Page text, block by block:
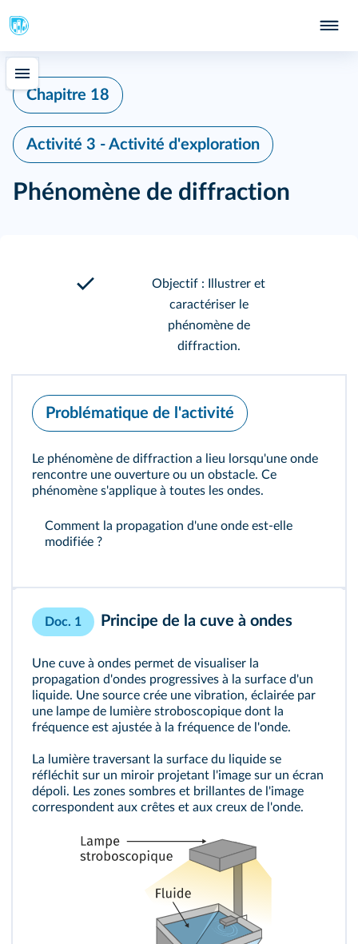
Chapitre 18
Activité 3 - Activité d'exploration
Phénomène de diffraction
Objectif : Illustrer et
caractériser le
phénomène de
diffraction.
Problématique de l'activité
Le phénomène de diffraction a lieu lorsqu'une onde
rencontre une ouverture ou un obstacle. Ce
phénomène s'applique à toutes les ondes.
Comment la propagation d'une onde est-elle
modifiée ?
Doc. 1 Principe de la cuve à ondes
Une cuve à ondes permet de visualiser la
propagation d'ondes progressives à la surface d'un
liquide. Une source crée une vibration, éclairée par
une lampe de lumière stroboscopique dont la
fréquence est ajustée à la fréquence de l'onde.
La lumière traversant la surface du liquide se
réfléchit sur un miroir projetant l'image sur un écran
dépoli. Les zones sombres et brillantes de l'image
correspondent aux crêtes et aux creux de l'onde.